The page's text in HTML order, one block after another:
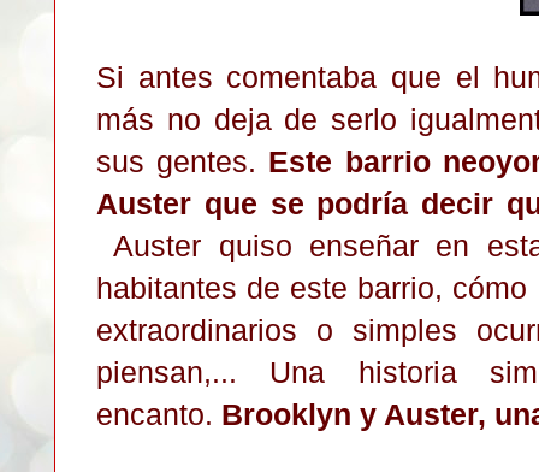
Si antes comentaba que el
más no deja de serlo
sus gentes. Este barrio
Auster que se podría decir
Auster quiso enseñar en
habitantes de este barrio,
extraordinarios o simples
piensan,... Una historia
encanto. Brooklyn y Auster,